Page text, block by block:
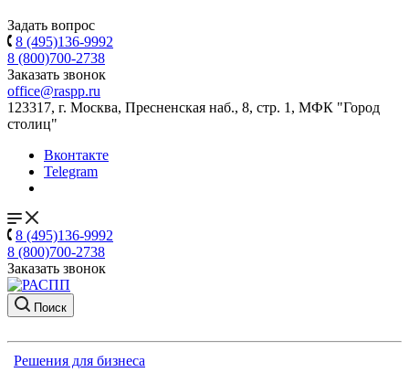
Задать вопрос
8 (495)136-9992
8 (800)700-2738
Заказать звонок
office@raspp.ru
123317, г. Москва, Пресненская наб., 8, стр. 1, МФК "Город
столиц"
Вконтакте
Telegram
8 (495)136-9992
8 (800)700-2738
Заказать звонок
Поиск
Решения для бизнеса